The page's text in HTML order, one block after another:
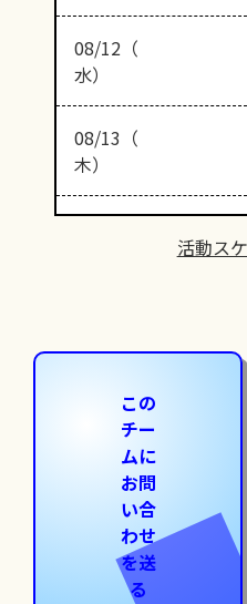
08/12（
水）
08/13（
木）
活動ス
この
チー
ムに
お問
い合
わせ
を送
る